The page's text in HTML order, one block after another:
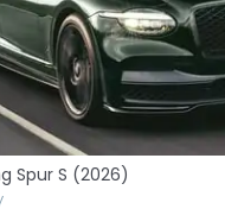
Spur S (2026)